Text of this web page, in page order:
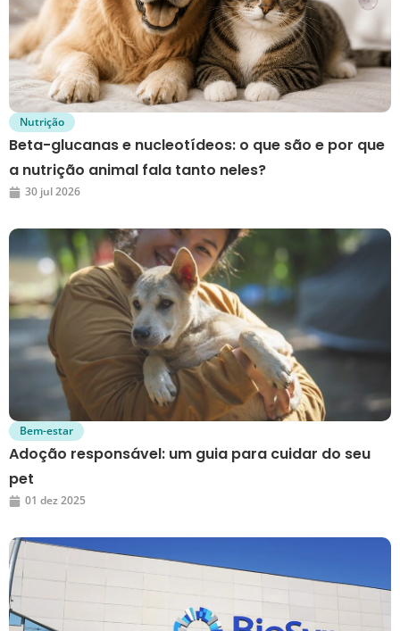
Nutrição
Beta-glucanas e nucleotídeos: o que são e por que
a nutrição animal fala tanto neles?
30 jul 2026
Bem-estar
Adoção responsável: um guia para cuidar do seu
pet
01 dez 2025